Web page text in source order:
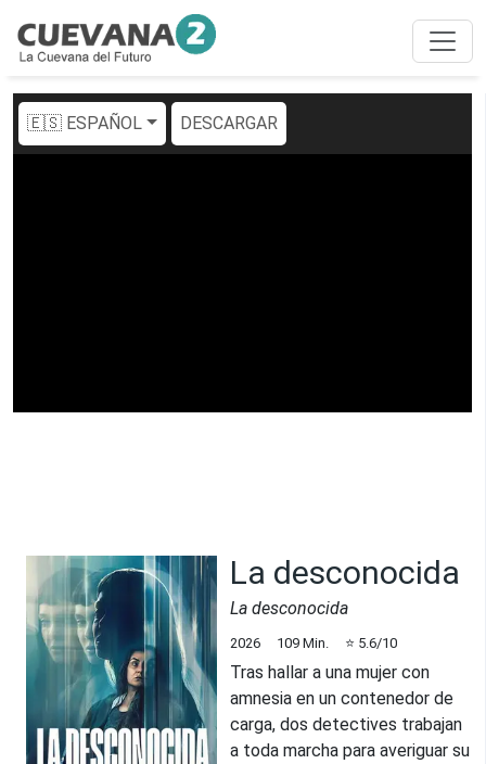
🇪🇸 ESPAÑOL DESCARGAR
La desconocida
La desconocida
2026 109 Min. ⭐ 5.6/10
Tras hallar a una mujer con
amnesia en un contenedor de
carga, dos detectives trabajan
a toda marcha para averiguar su